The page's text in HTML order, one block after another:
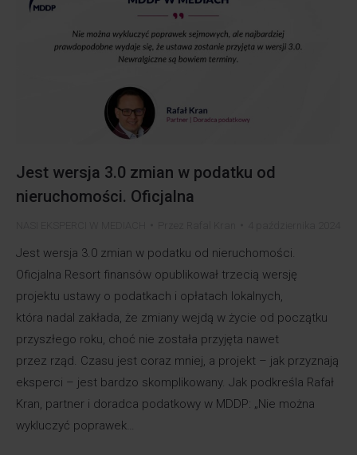
Jest wersja 3.0 zmian w podatku od
nieruchomości. Oficjalna
Jest wersja 3.0 zmian w podatku od nieruchomości.
Oficjalna Resort finansów opublikował trzecią wersję
projektu ustawy o podatkach i opłatach lokalnych,
która nadal zakłada, że zmiany wejdą w życie od początku
przyszłego roku, choć nie została przyjęta nawet
przez rząd. Czasu jest coraz mniej, a projekt – jak przyznają
eksperci – jest bardzo skomplikowany. Jak podkreśla Rafał
Kran, partner i doradca podatkowy w MDDP: „Nie można
wykluczyć poprawek…